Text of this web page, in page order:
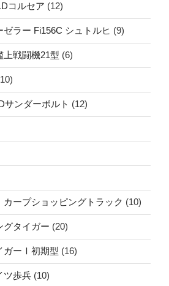
コルセア (12)
ラー Fi156C シュトルヒ (9)
戦闘機21型 (6)
ンダーボルト (12)
ープショッピングトラック (10)
タイガー (20)
ーⅠ初期型 (16)
歩兵 (10)